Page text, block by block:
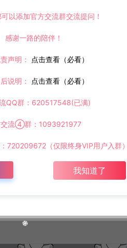
即玩+简易安卓客户端+详细搭建教程
以添加官方交流群交流提问！
感谢一路的陪伴！
声明： 点击查看（必看）
说明： 点击查看（必看）
QQ群：620517548(已满)
交流④群：1093921977
720209672（仅限终身VIP用户入群）
我知道了